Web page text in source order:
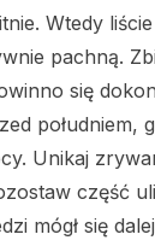
Wtedy
pachną.
się
południem,
Unikaj
część
mógł się